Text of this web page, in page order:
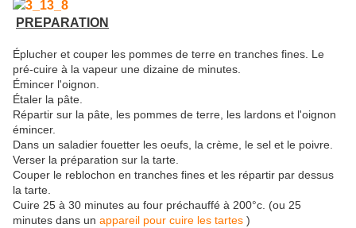
PREPARATION
Éplucher et couper les pommes de terre en tranches fines. Le
pré-cuire à la vapeur une dizaine de minutes.
Émincer l'oignon.
Étaler la pâte.
Répartir sur la pâte, les pommes de terre, les lardons et l'oignon
émincer.
Dans un saladier fouetter les oeufs, la crème, le sel et le poivre.
Verser la préparation sur la tarte.
Couper le reblochon en tranches fines et les répartir par dessus
la tarte.
Cuire 25 à 30 minutes au four préchauffé à 200°c. (ou 25
minutes dans un appareil pour cuire les tartes )